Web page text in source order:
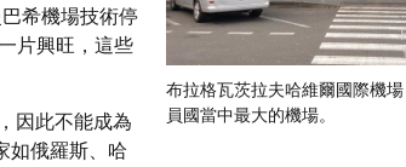
布拉格瓦茨拉夫哈維爾國際機
員國當中最大的機場。
希機場技術停
片興旺，這些
因此不能成為
如俄羅斯、哈